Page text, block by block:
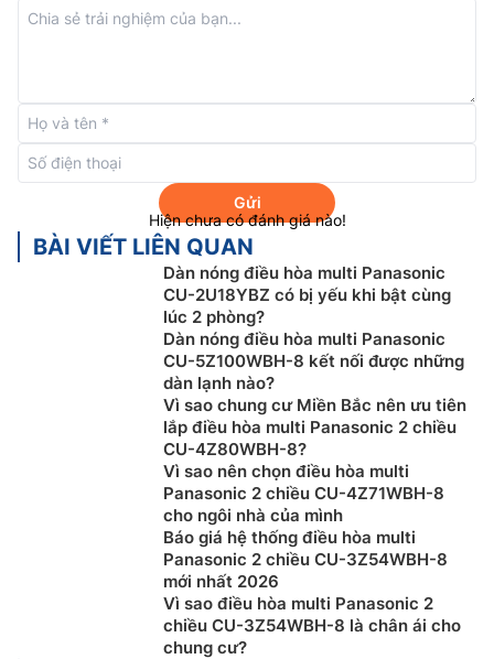
Tiết kiệm điện với công nghệ inverter
điều hòa multi Panasonic giá rẻCS-
MRZ20WKH-8 sử dụng bộ vi xử lý kết hợp với máy
nén mạnh mẽ trên dàn nóng có độ ồn thấp giúp kiểm
soát nhiệt độ chính xác, mang lại môi trường thoải mái
mà vẫn tiết kiệm điện năng. Lựa chọn thông minh hơn,
xanh hơn với công nghệ tiết kiệm điện vì một cuộc
Gửi
Hiện chưa có đánh giá nào!
BÀI VIẾT LIÊN QUAN
Dàn nóng điều hòa multi Panasonic
CU-2U18YBZ có bị yếu khi bật cùng
lúc 2 phòng?
Dàn nóng điều hòa multi Panasonic
CU-5Z100WBH-8 kết nối được những
dàn lạnh nào?
Vì sao chung cư Miền Bắc nên ưu tiên
lắp điều hòa multi Panasonic 2 chiều
CU-4Z80WBH-8?
Vì sao nên chọn điều hòa multi
Panasonic 2 chiều CU-4Z71WBH-8
cho ngôi nhà của mình
Báo giá hệ thống điều hòa multi
Panasonic 2 chiều CU-3Z54WBH-8
mới nhất 2026
Vì sao điều hòa multi Panasonic 2
chiều CU-3Z54WBH-8 là chân ái cho
chung cư?